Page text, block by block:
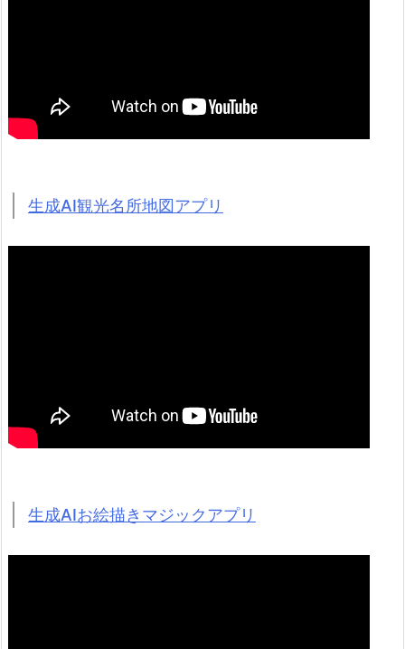
生成AI観光名所地図アプリ
生成AIお絵描きマジックアプリ